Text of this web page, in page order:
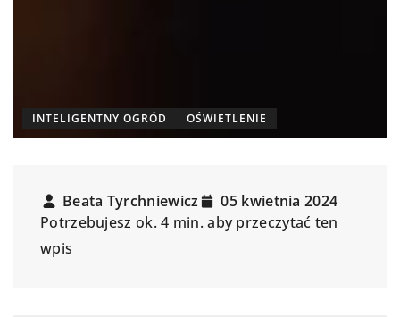
INTELIGENTNY OGRÓD OŚWIETLENIE
Beata Tyrchniewicz
05 kwietnia 2024
Potrzebujesz ok. 4 min. aby przeczytać ten
wpis